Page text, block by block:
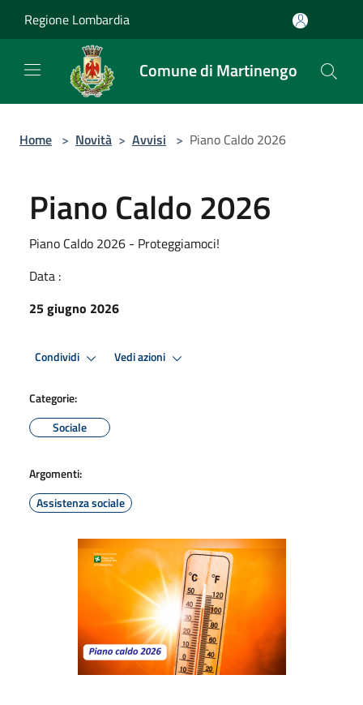
Regione Lombardia
Comune di Martinengo
Home > Novità > Avvisi > Piano Caldo 2026
Piano Caldo 2026
Piano Caldo 2026 - Proteggiamoci!
Data :
25 giugno 2026
Condividi Vedi azioni
Categorie:
Sociale
Argomenti:
Assistenza sociale